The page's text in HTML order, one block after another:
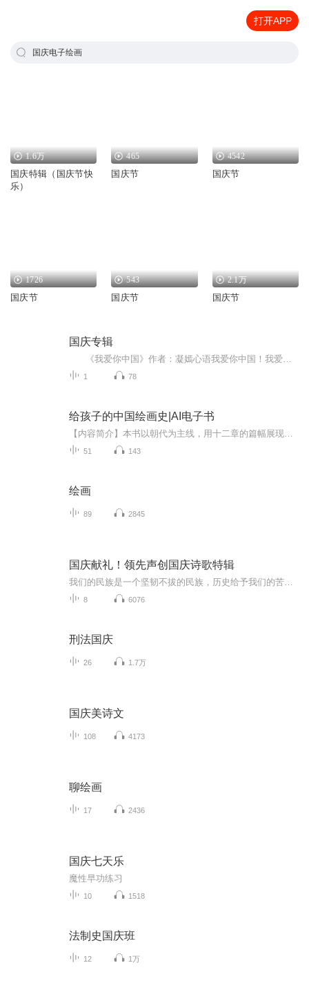
打开APP
国庆电子绘画
1.6万
国庆特辑（国庆节快
乐）
465
国庆节
4542
国庆节
1726
国庆节
543
国庆节
2.1万
国庆节
国庆专辑
1 78
给孩子的中国绘画史|AI电子书
51 143
绘画
89 2845
国庆献礼！领先声创国庆诗歌特辑
8 6076
刑法国庆
26 1.7万
国庆美诗文
108 4173
聊绘画
17 2436
国庆七天乐
魔性早功练习
10 1518
法制史国庆班
12 1万